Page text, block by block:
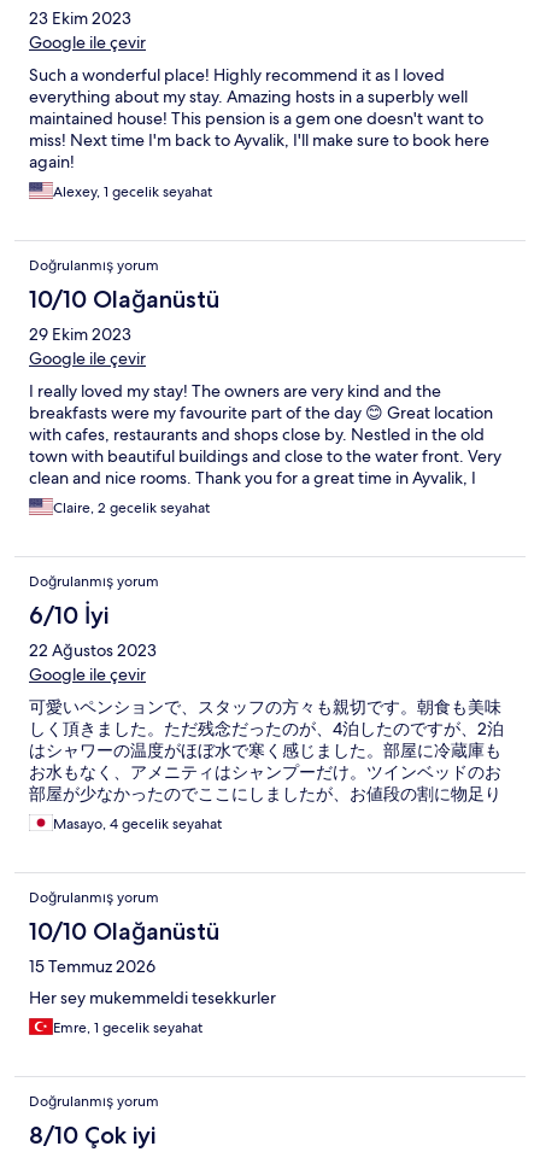
23 Ekim 2023
Google ile çevir
Such a wonderful place! Highly recommend it as I loved
everything about my stay. Amazing hosts in a superbly well
maintained house! This pension is a gem one doesn't want to
miss! Next time I'm back to Ayvalik, I'll make sure to book here
again!
Alexey, 1 gecelik seyahat
Doğrulanmış yorum
10/10 Olağanüstü
29 Ekim 2023
Google ile çevir
I really loved my stay! The owners are very kind and the
breakfasts were my favourite part of the day 😊 Great location
with cafes, restaurants and shops close by. Nestled in the old
town with beautiful buildings and close to the water front. Very
clean and nice rooms. Thank you for a great time in Ayvalik, I
would love to come back!!
Claire, 2 gecelik seyahat
Doğrulanmış yorum
6/10 İyi
22 Ağustos 2023
Google ile çevir
可愛いペンションで、スタッフの方々も親切です。朝食も美味
しく頂きました。ただ残念だったのが、4泊したのですが、2泊
はシャワーの温度がほぼ水で寒く感じました。部屋に冷蔵庫も
お水もなく、アメニティはシャンプーだけ。ツインベッドのお
部屋が少なかったのでここにしましたが、お値段の割に物足り
ない感じがしました。
Masayo, 4 gecelik seyahat
Doğrulanmış yorum
10/10 Olağanüstü
15 Temmuz 2026
Her sey mukemmeldi tesekkurler
Emre, 1 gecelik seyahat
Doğrulanmış yorum
8/10 Çok iyi